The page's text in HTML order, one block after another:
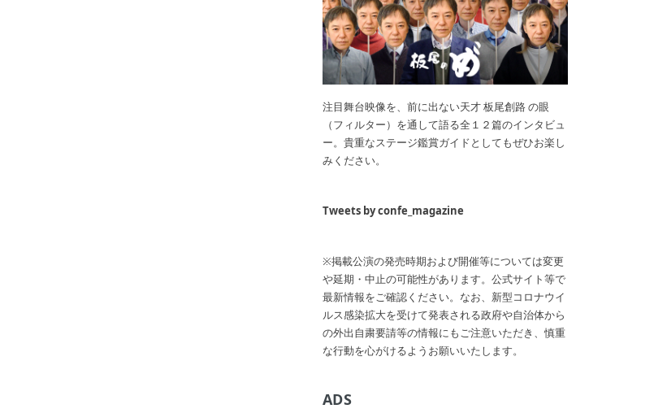
注目舞台映像を、前に出ない天才 板尾創路 の眼
（フィルター）を通して語る全１２篇のインタビュ
ー。貴重なステージ鑑賞ガイドとしてもぜひお楽し
みください。
Tweets by confe_magazine
※掲載公演の発売時期および開催等については変更
や延期・中止の可能性があります。公式サイト等で
最新情報をご確認ください。なお、新型コロナウイ
ルス感染拡大を受けて発表される政府や自治体から
の外出自粛要請等の情報にもご注意いただき、慎重
な行動を心がけるようお願いいたします。
ADS